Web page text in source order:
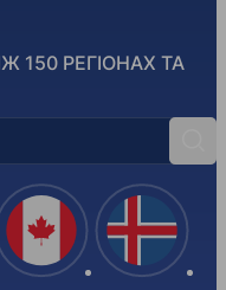
150 РЕГІОНАХ ТА
Канада